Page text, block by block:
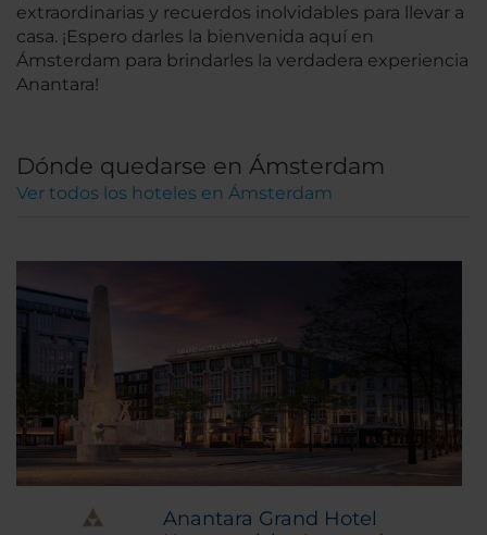
extraordinarias y recuerdos inolvidables para llevar a
casa. ¡Espero darles la bienvenida aquí en
Ámsterdam para brindarles la verdadera experiencia
Anantara!
Dónde quedarse en Ámsterdam
Ver todos los hoteles en Ámsterdam
Anantara Grand Hotel